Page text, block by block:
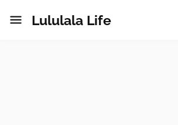
Lululala Life